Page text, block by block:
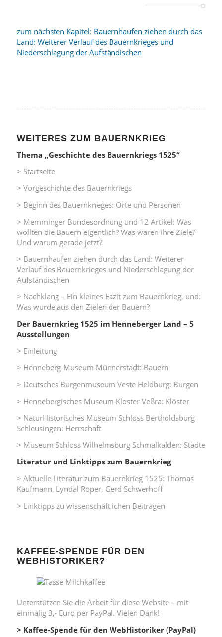
zum nächsten Kapitel: Bauernhaufen ziehen durch das
Land: Weiterer Verlauf des Bauernkrieges und
Niederschlagung der Aufständischen
WEITERES ZUM BAUERNKRIEG
Thema „Geschichte des Bauernkriegs 1525“
> Startseite
> Vorgeschichte des Bauernkriegs
> Beginn des Bauernkrieges: Orte und Personen
> Memminger Bundesordnung und 12 Artikel: Was
wollten die Bauern eigentlich? Was waren ihre Ziele?
Und warum gerade jetzt?
> Bauernhaufen ziehen durch das Land: Weiterer
Verlauf des Bauernkrieges und Niederschlagung der
Aufständischen
> Nachklang – Ein kleines Fazit zum Bauernkrieg, und:
Was wurde aus den Zielen der Bauern?
Der Bauernkrieg 1525 im Henneberger Land – 5
Ausstellungen
> Einleitung
> Henneberg-Museum Münnerstadt: Bauern
> Deutsches Burgenmuseum Veste Heldburg: Burgen
> Hennebergisches Museum Kloster Veßra: Klöster
> NaturHistorisches Museum Schloss Bertholdsburg
Schleusingen: Herrschaft
> Museum Schloss Wilhelmsburg Schmalkalden: Städte
Literatur und Linktipps zum Bauernkrieg
> Aktuelle Literatur zum Bauernkrieg 1525: Thomas
Kaufmann, Lyndal Roper, Gerd Schwerhoff
> Linktipps zu wissenschaftlichen Beiträgen
KAFFEE-SPENDE FÜR DEN
WEBHISTORIKER?
Unterstützen Sie die Arbeit für diese Website – mit
einmalig 3,- Euro per PayPal. Vielen Dank!
> Kaffee-Spende für den WebHistoriker (PayPal)